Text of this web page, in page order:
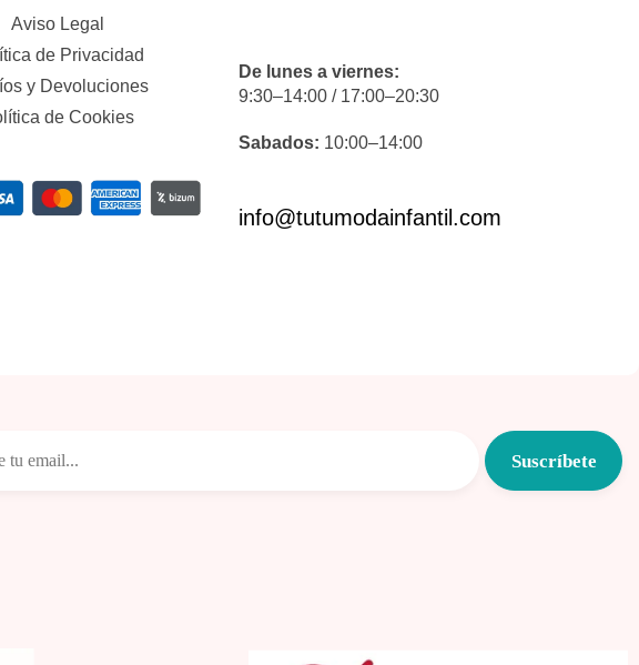
Aviso Legal
de Privacidad
y Devoluciones
de Cookies
De lunes a viernes:
9:30–14:00 / 17:00–20:30
Sabados: 10:00–14:00
info@tutumodainfantil.com